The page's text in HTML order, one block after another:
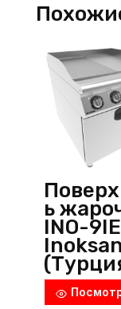
(Турция)
ь
INO-
Inoksan